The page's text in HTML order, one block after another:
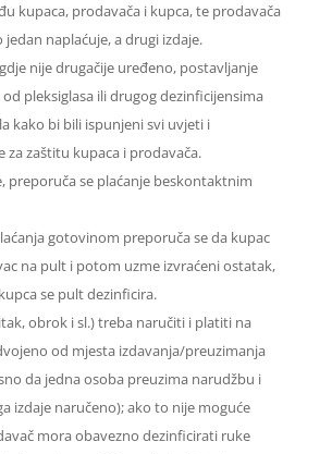
kupaca, prodavača i kupca, te prodavača
naplaćuje, a drugi izdaje.
nije drugačije uređeno, postavljanje
pleksiglasa ili drugog dezinficijensima
kako bi bili ispunjeni svi uvjeti i
za zaštitu kupaca i prodavača.
preporuča se plaćanje beskontaktnim
gotovinom preporuča se da kupac
na pult i potom uzme izvraćeni ostatak,
se pult dezinficira.
obrok i sl.) treba naručiti i platiti na
od mjesta izdavanja/preuzimanja
da jedna osoba preuzima narudžbu i
izdaje naručeno); ako to nije moguće
mora obavezno dezinficirati ruke